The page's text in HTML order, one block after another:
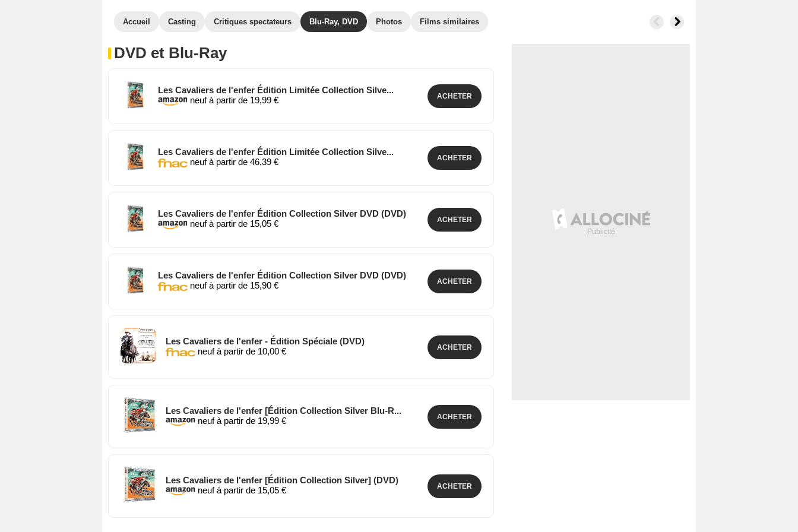
Accueil Casting Critiques spectateurs Blu-Ray, DVD Photos Films similaires
DVD et Blu-Ray
Les Cavaliers de l'enfer Édition Limitée Collection Silve...
neuf à partir de 19,99 €
ACHETER
Les Cavaliers de l'enfer Édition Limitée Collection Silve...
neuf à partir de 46,39 €
ACHETER
Les Cavaliers de l'enfer Édition Collection Silver DVD (DVD)
neuf à partir de 15,05 €
ACHETER
Les Cavaliers de l'enfer Édition Collection Silver DVD (DVD)
neuf à partir de 15,90 €
ACHETER
Les Cavaliers de l'enfer - Édition Spéciale (DVD)
neuf à partir de 10,00 €
ACHETER
Les Cavaliers de l'enfer [Édition Collection Silver Blu-R...
neuf à partir de 19,99 €
ACHETER
Les Cavaliers de l'enfer [Édition Collection Silver] (DVD)
neuf à partir de 15,05 €
ACHETER